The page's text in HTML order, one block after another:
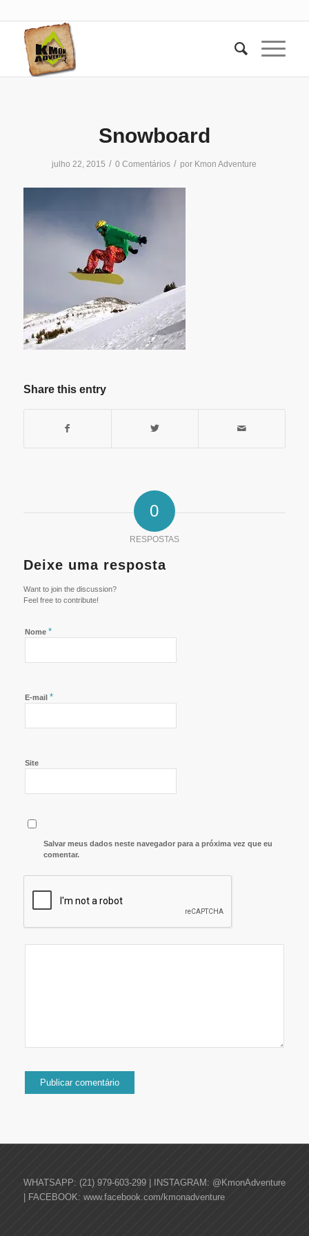
Snowboard
julho 22, 2015 / 0 Comentários / por Kmon Adventure
Share this entry
0
RESPOSTAS
Deixe uma resposta
Want to join the discussion?
Feel free to contribute!
Nome *
E-mail *
Site
Salvar meus dados neste navegador para a próxima vez que eu
comentar.
WHATSAPP: (21) 979-603-299 | INSTAGRAM: @KmonAdventure
| FACEBOOK: www.facebook.com/kmonadventure